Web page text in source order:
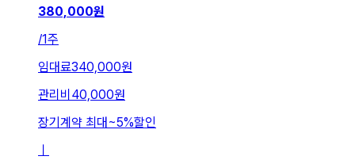
380,000원
/1주
임대료340,000원
관리비 40,000원
장기계약 최대~5%할인
ㅣ